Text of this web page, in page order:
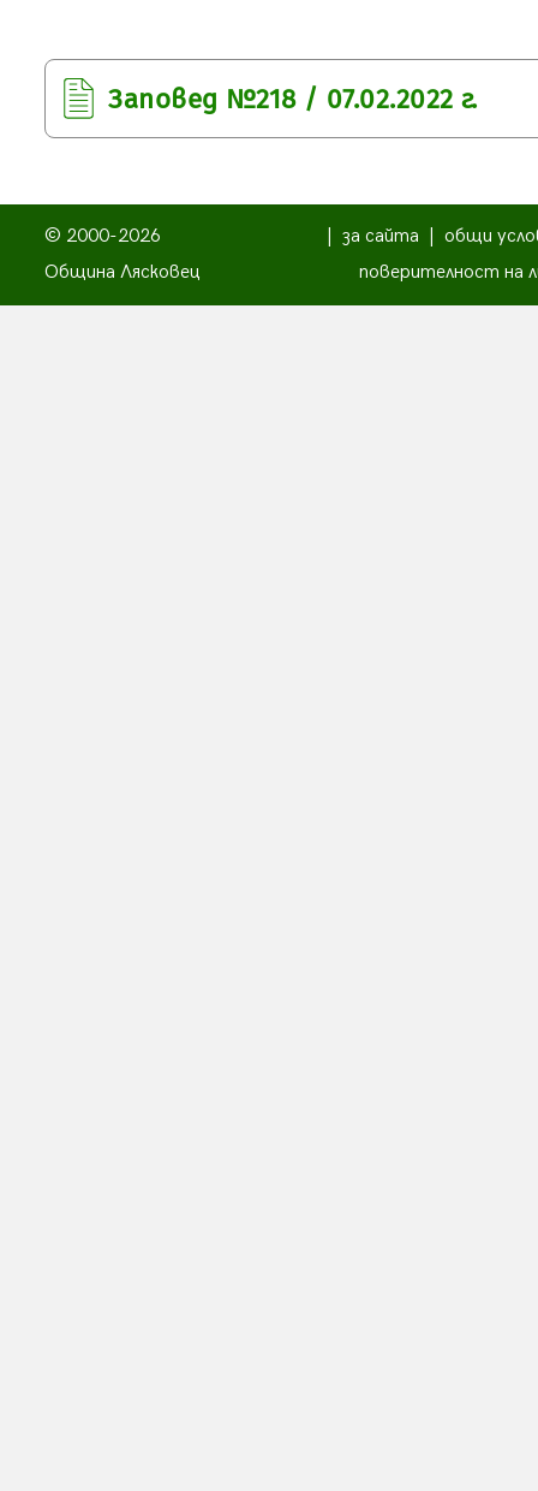
Заповед №218 / 07.02.2022 г.
© 2000-2026
Община Лясковец
за сайта
общи
поверителност на